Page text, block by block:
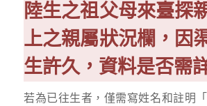
陸生之祖父母來臺探
上之親屬狀況欄，因
生許久，資料是否需
若為已往生者，僅需寫姓名和註明